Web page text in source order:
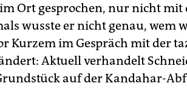
Ort gesprochen, nur nicht
wusste er nicht genau, wem
Kurzem im Gespräch mit der
Aktuell verhandelt
auf der Kandahar-